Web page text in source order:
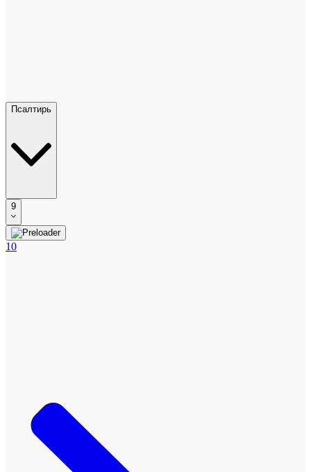
Псалтирь
9
10